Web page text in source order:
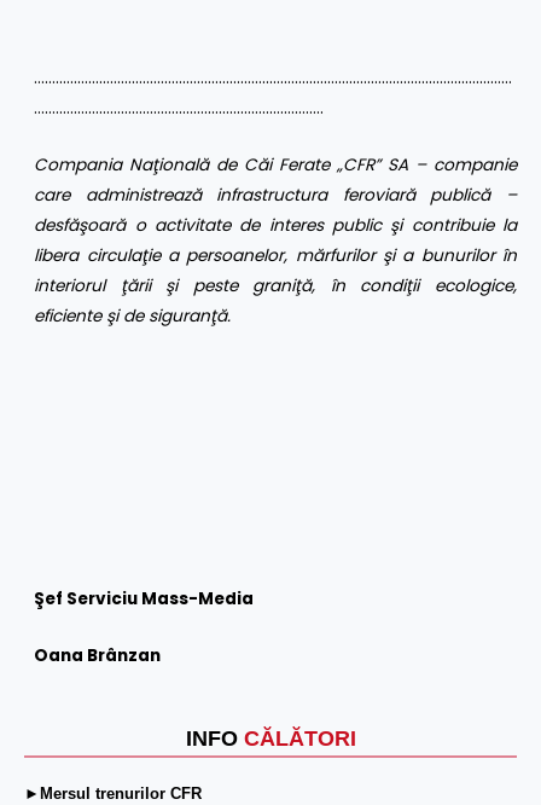
INFO CĂLĂTORI
►Mersul trenurilor CFR
……………………………………………………………………………………………………………………
……………………………………………………………………..
Compania Naţională de Căi Ferate „CFR” SA – companie
care administrează infrastructura feroviară publică –
desfăşoară o activitate de interes public şi contribuie la
libera circulaţie a persoanelor, mărfurilor şi a bunurilor în
interiorul ţării şi peste graniţă, în condiţii ecologice,
eficiente şi de siguranţă.
Şef Serviciu Mass-Media
Oana Brânzan